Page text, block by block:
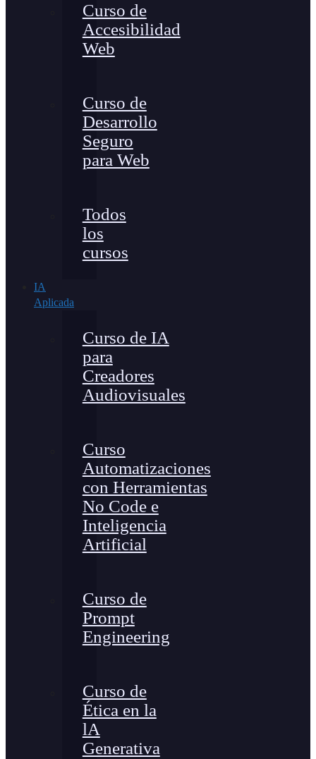
Curso de
Accesibilidad
Web
Curso de
Desarrollo
Seguro
para Web
Todos
los
cursos
IA
Aplicada
Curso de IA
para
Creadores
Audiovisuales
Curso
Automatizaciones
con Herramientas
No Code e
Inteligencia
Artificial
Curso de
Prompt
Engineering
Curso de
Ética en la
lA
Generativa